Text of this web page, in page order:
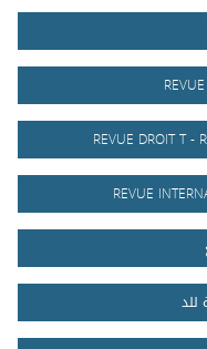
REVUE DROIT T -
REVUE
للد